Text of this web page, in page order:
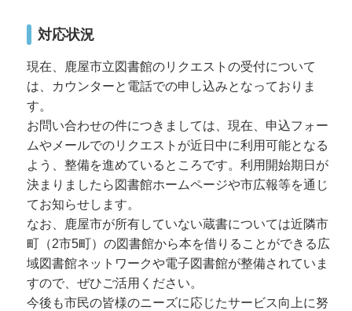
対応状況
現在、鹿屋市立図書館のリクエストの受付について
は、カウンターと電話での申し込みとなっておりま
す。
お問い合わせの件につきましては、現在、申込フォー
ムやメールでのリクエストが近日中に利用可能となる
よう、整備を進めているところです。利用開始期日が
決まりましたら図書館ホームページや市広報等を通じ
てお知らせします。
なお、鹿屋市が所有していない蔵書については近隣市
町（2市5町）の図書館から本を借りることができる広
域図書館ネットワークや電子図書館が整備されていま
すので、ぜひご活用ください。
今後も市民の皆様のニーズに応じたサービス向上に努